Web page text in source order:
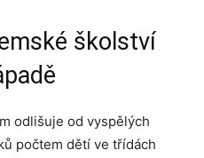
školství
odlišuje od vyspělých
počtem dětí ve třídách